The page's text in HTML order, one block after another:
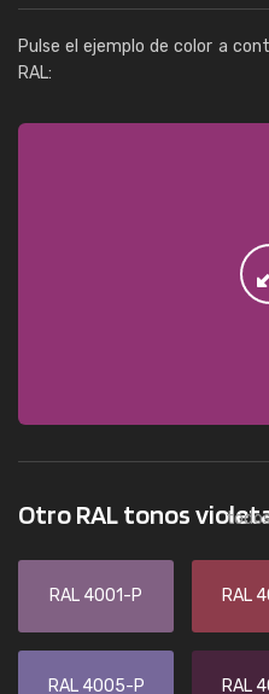
Pulse el ejemplo de color a
RAL:
Otro RAL tonos
RAL 4001-P RAL
RAL 4005-P RAL